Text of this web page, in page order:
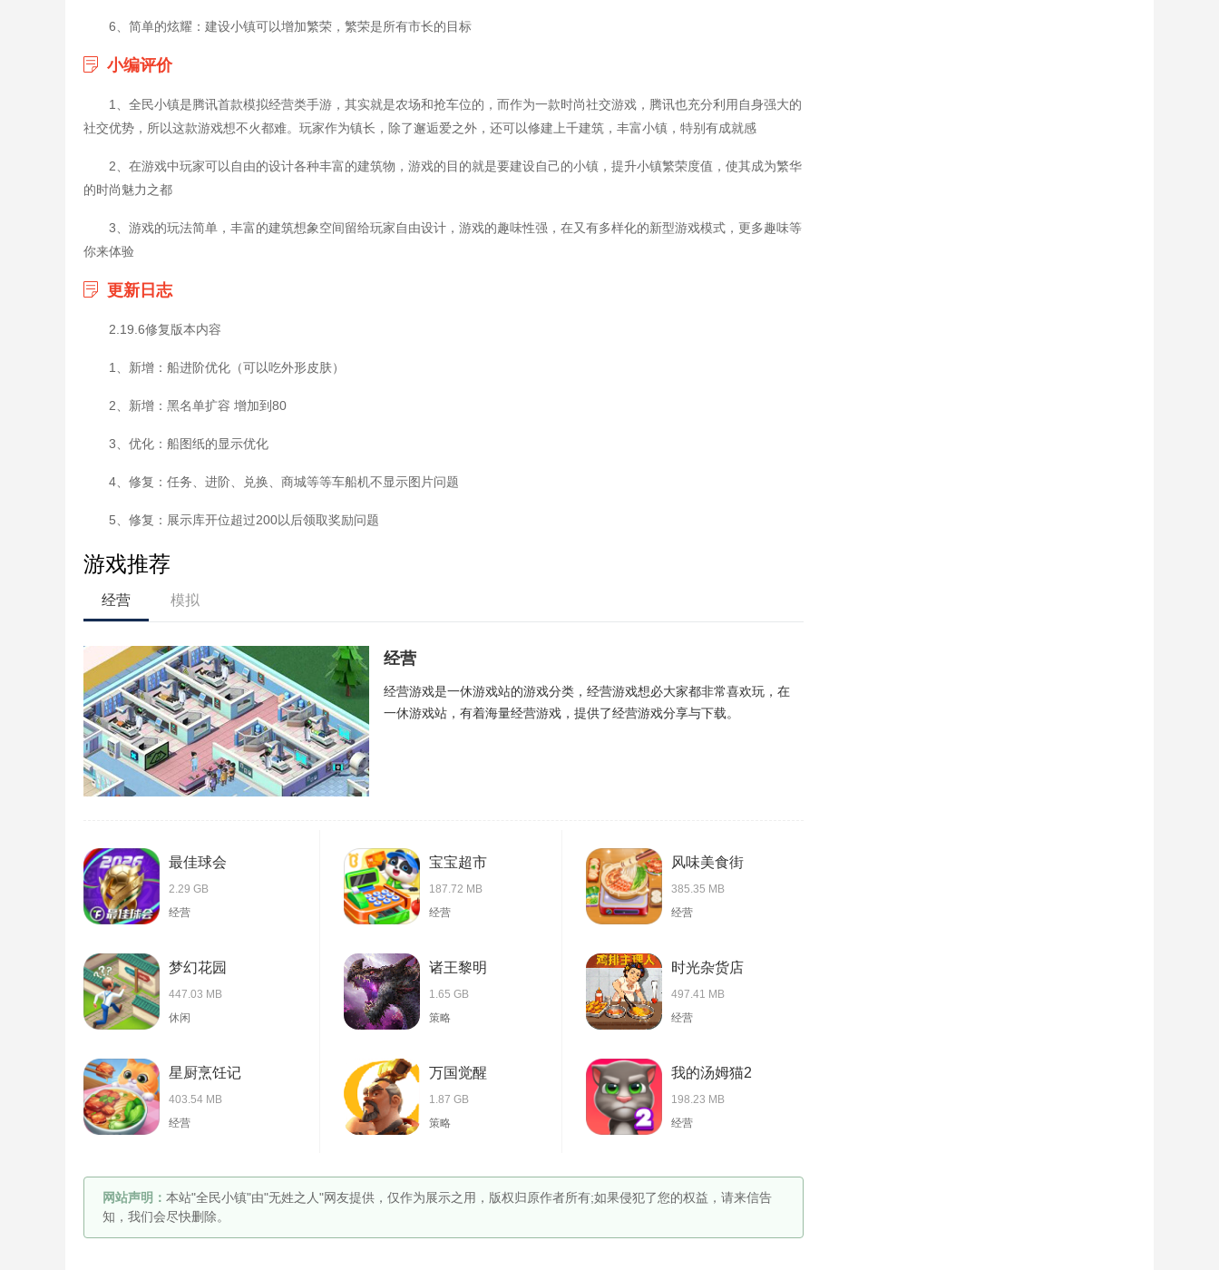
6、简单的炫耀：建设小镇可以增加繁荣，繁荣是所有市长的目标
小编评价
1、全民小镇是腾讯首款模拟经营类手游，其实就是农场和抢车位的，而作为一款时尚社交游戏，腾讯也充分利用自身强大的
社交优势，所以这款游戏想不火都难。玩家作为镇长，除了邂逅爱之外，还可以修建上千建筑，丰富小镇，特别有成就感
2、在游戏中玩家可以自由的设计各种丰富的建筑物，游戏的目的就是要建设自己的小镇，提升小镇繁荣度值，使其成为繁华
的时尚魅力之都
3、游戏的玩法简单，丰富的建筑想象空间留给玩家自由设计，游戏的趣味性强，在又有多样化的新型游戏模式，更多趣味等
你来体验
更新日志
2.19.6修复版本内容
1、新增：船进阶优化（可以吃外形皮肤）
2、新增：黑名单扩容 增加到80
3、优化：船图纸的显示优化
4、修复：任务、进阶、兑换、商城等等车船机不显示图片问题
5、修复：展示库开位超过200以后领取奖励问题
游戏推荐
经营 模拟
经营
经营游戏是一休游戏站的游戏分类，经营游戏想必大家都非常喜欢玩，在
一休游戏站，有着海量经营游戏，提供了经营游戏分享与下载。
最佳球会
2.29 GB
经营
宝宝超市
187.72 MB
经营
风味美食街
385.35 MB
经营
梦幻花园
447.03 MB
休闲
诸王黎明
1.65 GB
策略
时光杂货店
497.41 MB
经营
星厨烹饪记
403.54 MB
经营
万国觉醒
1.87 GB
策略
我的汤姆猫2
198.23 MB
经营
网站声明： 本站"全民小镇"由"无姓之人"网友提供，仅作为展示之用，版权归原作者所有;如果侵犯了您的权益，请来信告
知，我们会尽快删除。